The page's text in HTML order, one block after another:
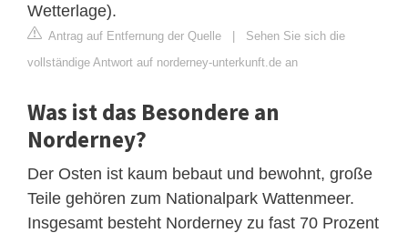
Wetterlage).
Antrag auf Entfernung der Quelle | Sehen Sie sich die
vollständige Antwort auf norderney-unterkunft.de an
Was ist das Besondere an
Norderney?
Der Osten ist kaum bebaut und bewohnt, große
Teile gehören zum Nationalpark Wattenmeer.
Insgesamt besteht Norderney zu fast 70 Prozent